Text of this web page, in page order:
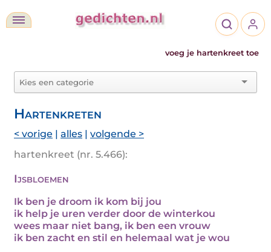
voeg je hartenkreet toe
Hartenkreten
< vorige | alles | volgende >
hartenkreet (nr. 5.466):
Ijsbloemen
Ik ben je droom ik kom bij jou
ik help je uren verder door de winterkou
wees maar niet bang, ik ben een vrouw
ik ben zacht en stil en helemaal wat je wou